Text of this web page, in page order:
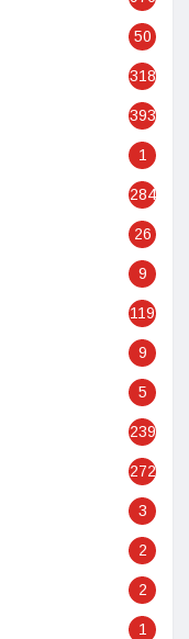
50
318
393
1
284
26
9
119
9
5
239
272
3
2
2
1